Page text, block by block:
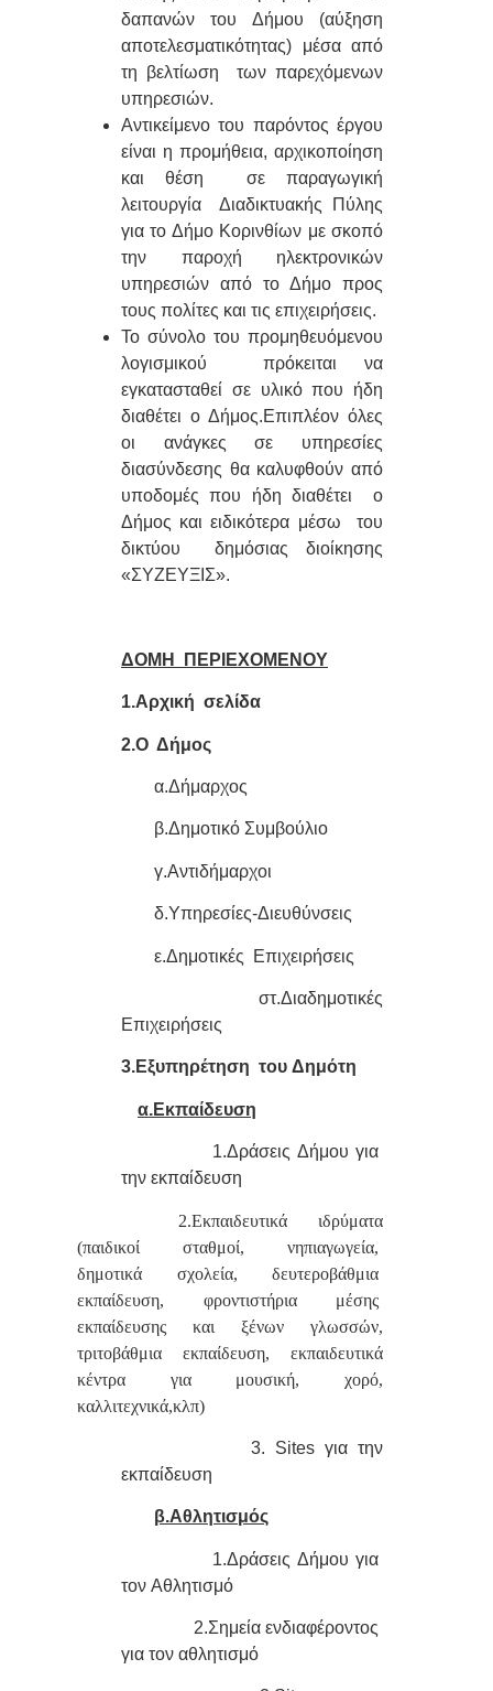
δαπανών του Δήμου (αύξηση
αποτελεσματικότητας) μέσα από
τη βελτίωση των παρεχόμενων
υπηρεσιών.
Αντικείμενο του παρόντος έργου
είναι η προμήθεια, αρχικοποίηση
και θέση σε παραγωγική
λειτουργία Διαδικτυακής Πύλης
για το Δήμο Κορινθίων με σκοπό
την παροχή ηλεκτρονικών
υπηρεσιών από το Δήμο προς
τους πολίτες και τις επιχειρήσεις.
Το σύνολο του προμηθευόμενου
λογισμικού πρόκειται να
εγκατασταθεί σε υλικό που ήδη
διαθέτει ο Δήμος.Επιπλέον όλες
οι ανάγκες σε υπηρεσίες
διασύνδεσης θα καλυφθούν από
υποδομές που ήδη διαθέτει ο
Δήμος και ειδικότερα μέσω του
δικτύου δημόσιας διοίκησης
«ΣΥΖΕΥΞΙΣ».
ΔΟΜΗ ΠΕΡΙΕΧΟΜΕΝΟΥ
1.Αρχική σελίδα
2.Ο Δήμος
α.Δήμαρχος
β.Δημοτικό Συμβούλιο
γ.Αντιδήμαρχοι
δ.Υπηρεσίες-Διευθύνσεις
ε.Δημοτικές Επιχειρήσεις
στ.Διαδημοτικές
Επιχειρήσεις
3.Εξυπηρέτηση του Δημότη
α.Εκπαίδευση
1.Δράσεις Δήμουγια
την εκπαίδευση
2.Εκπαιδευτικά ιδρύματα
(παιδικοί σταθμοί, νηπιαγωγεία,
δημοτικά σχολεία, δευτεροβάθμια
εκπαίδευση, φροντιστήρια μέσης
εκπαίδευσης και ξένων γλωσσών,
τριτοβάθμια εκπαίδευση, εκπαιδευτικά
κέντρα για μουσική, χορό,
καλλιτεχνικά,κλπ)
3. Sites για την
εκπαίδευση
β.Αθλητισμός
1.Δράσεις Δήμουγια
τον Αθλητισμό
2.Σημείαενδιαφέροντος
για τον αθλητισμό